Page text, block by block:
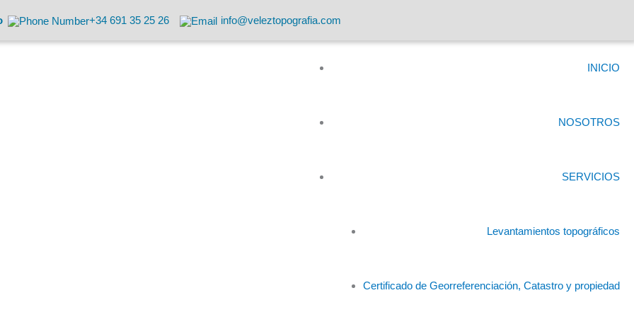
+34 691 35 25 26 info@veleztopografia.com
INICIO
NOSOTROS
SERVICIOS
Levantamientos topográficos
Certificado de Georreferenciación, Catastro y propiedad